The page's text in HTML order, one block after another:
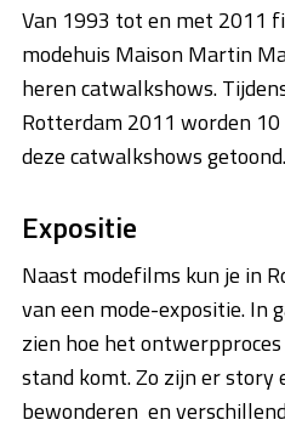
Van 1993 tot en met 2011
modehuis Maison Martin
heren catwalkshows.
Rotterdam 2011 worden
deze catwalkshows getoond.
Expositie
Naast modefilms kun je in
van een mode-expositie. In
zien hoe het
stand komt. Zo zijn er story
bewonderen en